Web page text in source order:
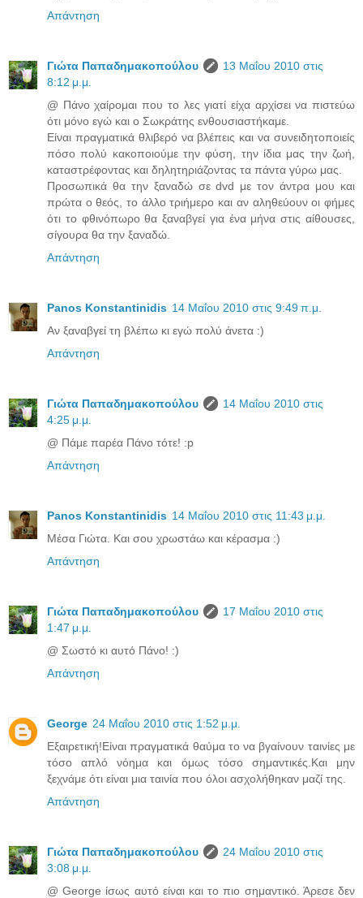
Απάντηση
Γιώτα Παπαδημακοπούλου
13 Μαΐου 2010 στις
8:12 μ.μ.
@ Πάνο χαίρομαι που το λες γιατί είχα αρχίσει να πιστεύω
ότι μόνο εγώ και ο Σωκράτης ενθουσιαστήκαμε.
Είναι πραγματικά θλιβερό να βλέπεις και να συνειδητοποιείς
πόσο πολύ κακοποιούμε την φύση, την ίδια μας την ζωή,
καταστρέφοντας και δηλητηριάζοντας τα πάντα γύρω μας.
Προσωπικά θα την ξαναδώ σε dvd με τον άντρα μου και
πρώτα ο θεός, το άλλο τριήμερο και αν αληθεύουν οι φήμες
ότι το φθινόπωρο θα ξαναβγεί για ένα μήνα στις αίθουσες,
σίγουρα θα την ξαναδώ.
Απάντηση
Panos Konstantinidis 14 Μαΐου 2010 στις 9:49 π.μ.
Αν ξαναβγεί τη βλέπω κι εγώ πολύ άνετα :)
Απάντηση
Γιώτα Παπαδημακοπούλου
14 Μαΐου 2010 στις
4:25 μ.μ.
@ Πάμε παρέα Πάνο τότε! :p
Απάντηση
Panos Konstantinidis 14 Μαΐου 2010 στις 11:43 μ.μ.
Μέσα Γιώτα. Και σου χρωστάω και κέρασμα :)
Απάντηση
Γιώτα Παπαδημακοπούλου
17 Μαΐου 2010 στις
1:47 μ.μ.
@ Σωστό κι αυτό Πάνο! :)
Απάντηση
George 24 Μαΐου 2010 στις 1:52 μ.μ.
Εξαιρετική!Είναι πραγματικά θαύμα το να βγαίνουν ταινίες με
τόσο απλό νόημα και όμως τόσο σημαντικές.Και μην
ξεχνάμε ότι είναι μια ταινία που όλοι ασχολήθηκαν μαζί της.
Απάντηση
Γιώτα Παπαδημακοπούλου
24 Μαΐου 2010 στις
3:08 μ.μ.
@ George ίσως αυτό είναι και το πιο σημαντικό. Άρεσε δεν